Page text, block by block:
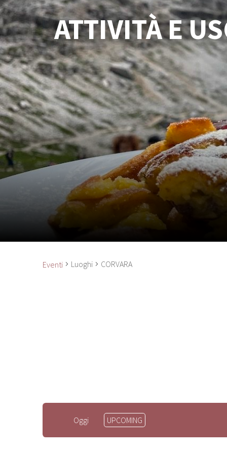
ATTIVITÀ E
Eventi Luoghi CORVARA
Oggi UPCOMING Seleziona